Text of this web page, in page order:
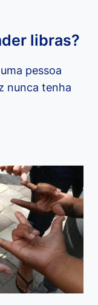
libras?
pessoa
nunca tenha